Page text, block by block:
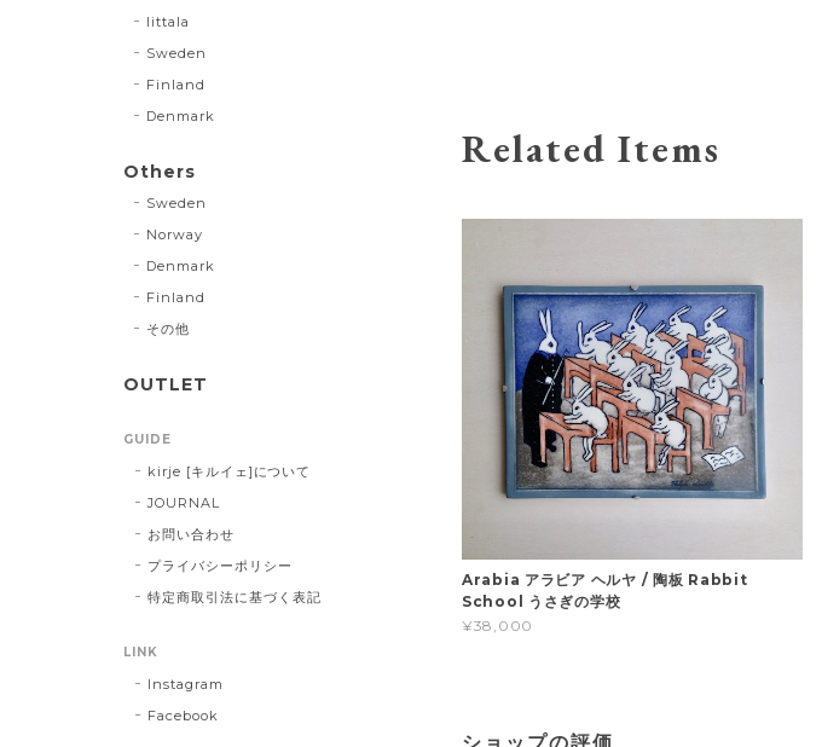
Related Items
Arabia アラビア ヘルヤ / 陶板 Rabbit
School うさぎの学校
¥38,000
ショップの評価
Iittala
Sweden
Finland
Denmark
Others
Sweden
Norway
Denmark
Finland
その他
OUTLET
GUIDE
kirje [キルイェ]について
JOURNAL
お問い合わせ
プライバシーポリシー
特定商取引法に基づく表記
LINK
Instagram
Facebook